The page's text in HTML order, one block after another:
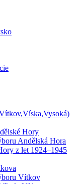
Hory
Andělská Hora
z let 1924–1945
Vítkov